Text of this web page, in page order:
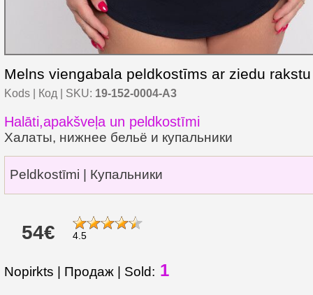
Melns viengabala peldkostīms ar ziedu rakstu
Kods | Код | SKU: 19-152-0004-A3
Halāti,apakšveļa un peldkostīmi
Халаты, нижнее бельё и купальники
Peldkostīmi | Купальники
54€ 4.5
Nopirkts | Продаж | Sold: 1